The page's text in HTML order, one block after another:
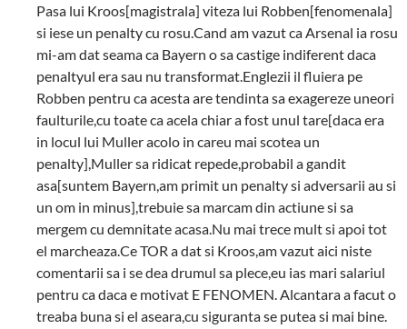
Pasa lui Kroos[magistrala] viteza lui Robben[fenomenala]
si iese un penalty cu rosu.Cand am vazut ca Arsenal ia rosu
mi-am dat seama ca Bayern o sa castige indiferent daca
penaltyul era sau nu transformat.Englezii il fluiera pe
Robben pentru ca acesta are tendinta sa exagereze uneori
faulturile,cu toate ca acela chiar a fost unul tare[daca era
in locul lui Muller acolo in careu mai scotea un
penalty],Muller sa ridicat repede,probabil a gandit
asa[suntem Bayern,am primit un penalty si adversarii au si
un om in minus],trebuie sa marcam din actiune si sa
mergem cu demnitate acasa.Nu mai trece mult si apoi tot
el marcheaza.Ce TOR a dat si Kroos,am vazut aici niste
comentarii sa i se dea drumul sa plece,eu ias mari salariul
pentru ca daca e motivat E FENOMEN. Alcantara a facut o
treaba buna si el aseara,cu siguranta se putea si mai bine.